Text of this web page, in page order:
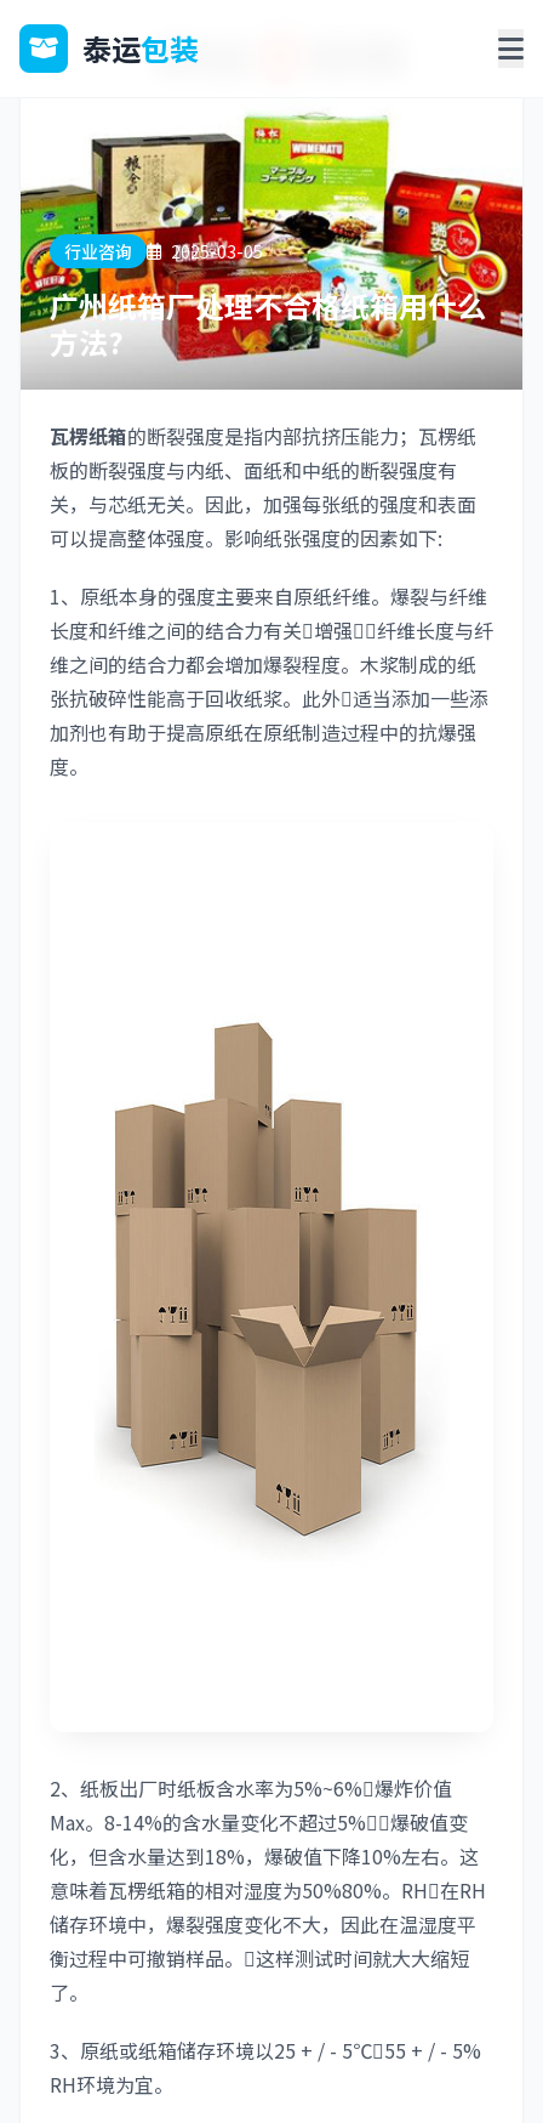
泰运包装
行业咨询 2025-03-05
广州纸箱厂处理不合格纸箱用什么
方法?
瓦楞纸箱的断裂强度是指内部抗挤压能力；瓦楞纸
板的断裂强度与内纸、面纸和中纸的断裂强度有
关，与芯纸无关。因此，加强每张纸的强度和表面
可以提高整体强度。影响纸张强度的因素如下:
1、原纸本身的强度主要来自原纸纤维。爆裂与纤维
长度和纤维之间的结合力有关增强纤维长度与纤
维之间的结合力都会增加爆裂程度。木浆制成的纸
张抗破碎性能高于回收纸浆。此外适当添加一些添
加剂也有助于提高原纸在原纸制造过程中的抗爆强
度。
2、纸板出厂时纸板含水率为5%~6%爆炸价值
Max。8-14%的含水量变化不超过5%爆破值变
化，但含水量达到18%，爆破值下降10%左右。这
意味着瓦楞纸箱的相对湿度为50%80%。RH在RH
储存环境中，爆裂强度变化不大，因此在温湿度平
衡过程中可撤销样品。这样测试时间就大大缩短
了。
3、原纸或纸箱储存环境以25 + / - 5℃55 + / - 5%
RH环境为宜。